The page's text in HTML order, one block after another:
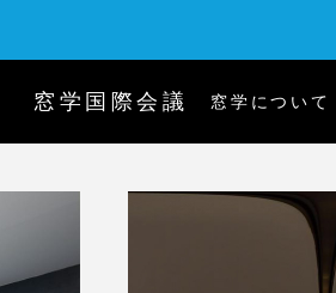
窓学国際会議 窓学について